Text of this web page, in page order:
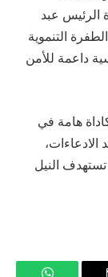
الرئيس عبد
التنموية
داعمة للأمن
هامة في
النيل